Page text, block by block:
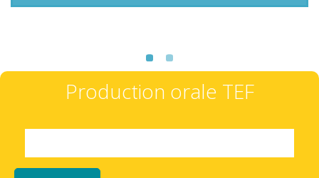
Production orale TEF